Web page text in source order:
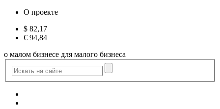
О проекте
$ 82,17
€ 94,84
о малом бизнесе для малого бизнеса